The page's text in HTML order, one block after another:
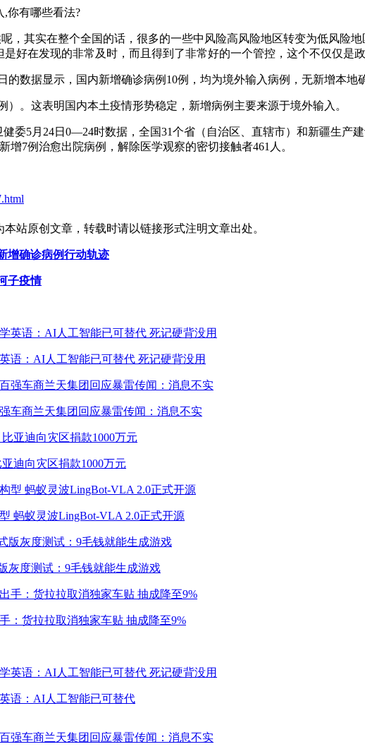
,你有哪些看法?
，其实在整个全国的话，很多的一些中风险高风险地区转变为低风险
好在发现的非常及时，而且得到了非常好的一个管控，这个不仅仅是政
的数据显示，国内新增确诊病例10例，均为境外输入病例，无新增本地
）。这表明国内本土疫情形势稳定，新增病例主要来源于境外输入。
健委5月24日0—24时数据，全国31个省（自治区、直辖市）和新疆生
增7例治愈出院病例，解除医学观察的密切接触者461人。
站原创文章，转载时请以链接形式注明文章出处。
增确诊病例行动轨迹
子疫情
语：AI人工智能已可替代 死记硬背没用
车商兰天集团回应暴雷传闻：消息不实
迪向灾区捐款1000万元
蚂蚁灵波LingBot-VLA 2.0正式开源
灰度测试：9毛钱就能生成游戏
：货拉拉取消独家车贴 抽成降至9%
语：AI人工智能已可替代